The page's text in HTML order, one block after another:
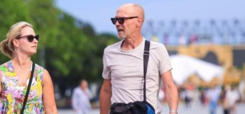
- Việt Nam Phân tích chính trị